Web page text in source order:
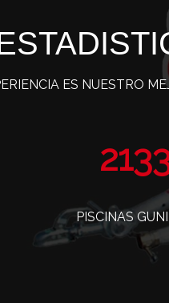
ES NUESTRO
PISCINAS